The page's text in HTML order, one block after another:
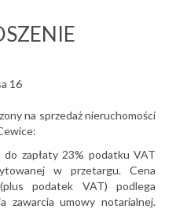
16
na sprzedaż nieruchomości
zapłaty 23% podatku VAT
w przetargu. Cena
podatek VAT) podlega
zawarcia umowy notarialnej.